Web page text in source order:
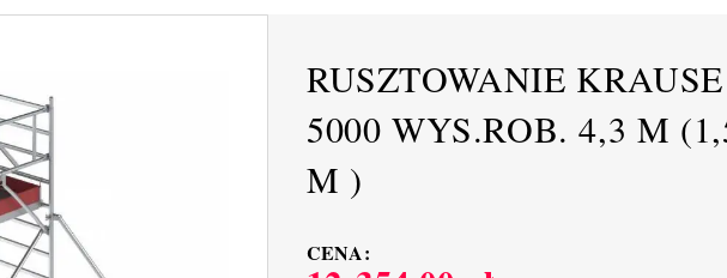
RUSZTOWANIE
5000 WYS.ROB. 4,3 M
M )
CENA: